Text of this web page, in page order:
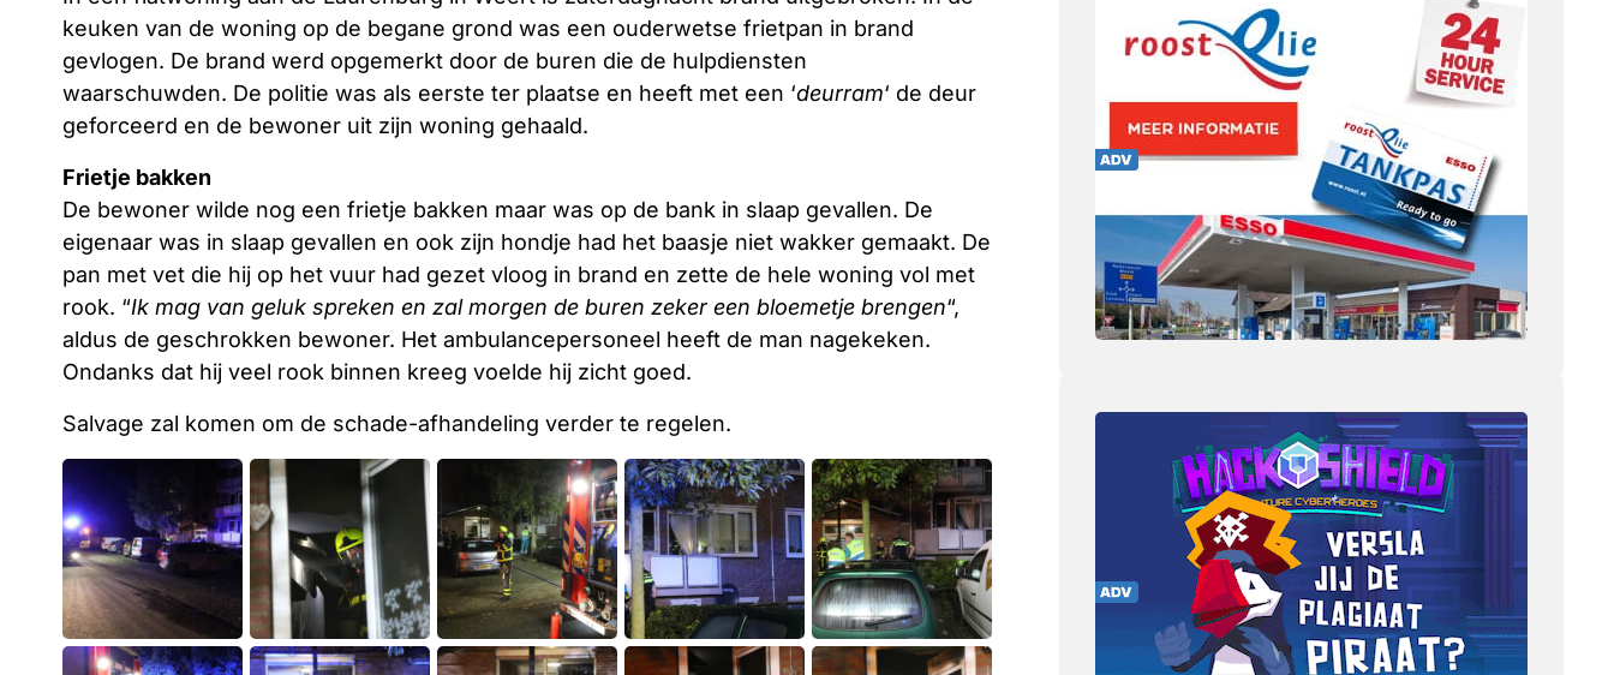
keuken van de woning op de begane grond was een ouderwetse frietpan in brand
gevlogen. De brand werd opgemerkt door de buren die de hulpdiensten
waarschuwden. De politie was als eerste ter plaatse en heeft met een ‘deurram‘ de deur
geforceerd en de bewoner uit zijn woning gehaald.
Frietje bakken
De bewoner wilde nog een frietje bakken maar was op de bank in slaap gevallen. De
eigenaar was in slaap gevallen en ook zijn hondje had het baasje niet wakker gemaakt. De
pan met vet die hij op het vuur had gezet vloog in brand en zette de hele woning vol met
rook. “Ik mag van geluk spreken en zal morgen de buren zeker een bloemetje brengen“,
aldus de geschrokken bewoner. Het ambulancepersoneel heeft de man nagekeken.
Ondanks dat hij veel rook binnen kreeg voelde hij zicht goed.
Salvage zal komen om de schade-afhandeling verder te regelen.